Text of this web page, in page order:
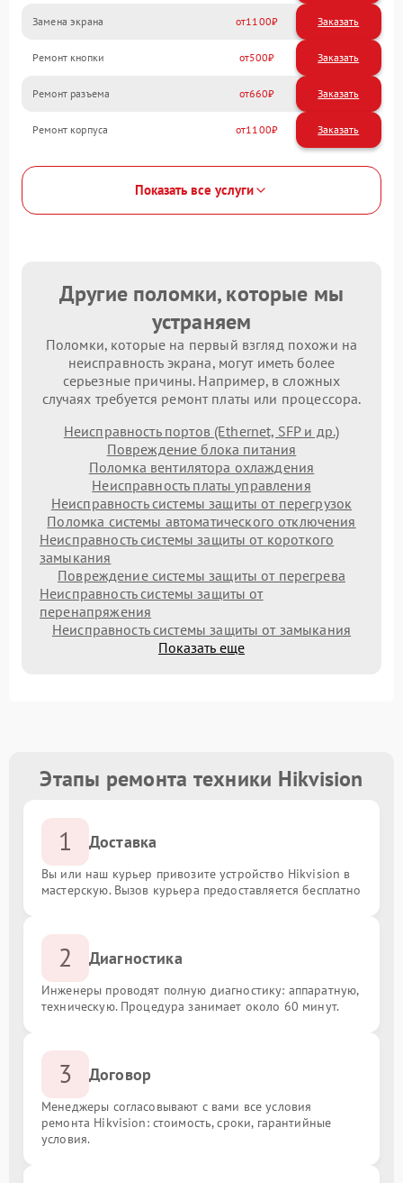
Замена экрана 1100
Ремонт кнопки 500
Ремонт разъема 660
Ремонт корпуса 1100
Показать все услуги
Другие поломки, которые мы
устраняем
Поломки, которые на первый взгляд похожи на
неисправность экрана, могут иметь более
серьезные причины. Например, в сложных
случаях требуется ремонт платы или процессора.
Неисправность портов (Ethernet, SFP и др.)
Повреждение блока питания
Поломка вентилятора охлаждения
Неисправность платы управления
Неисправность системы защиты от перегрузок
Поломка системы автоматического отключения
Неисправность системы защиты от короткого
замыкания
Повреждение системы защиты от перегрева
Неисправность системы защиты от
перенапряжения
Неисправность системы защиты от замыкания
Показать еще
Этапы ремонта техники Hikvision
1 Доставка
Вы или наш курьер привозите устройство Hikvision в
мастерскую. Вызов курьера предоставляется бесплатно
2 Диагностика
Инженеры проводят полную диагностику: аппаратную,
техническую. Процедура занимает около 60 минут.
3 Договор
Менеджеры согласовывают с вами все условия
ремонта Hikvision: стоимость, сроки, гарантийные
условия.